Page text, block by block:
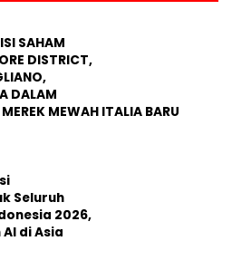
SAHAM
DISTRICT,
DALAM
MEWAH ITALIA BARU
Seluruh
2026,
di Asia